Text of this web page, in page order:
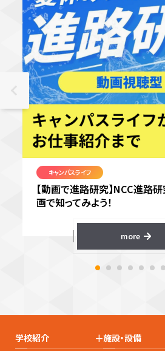
キャンパスライフ
【動画で進路研究】NCC進路
画で知ってみよう！
more
学校紹介 +施設・設備